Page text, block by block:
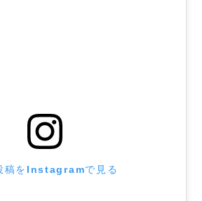
稿をInstagramで見る